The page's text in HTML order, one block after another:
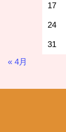
17
24
31
« 4月